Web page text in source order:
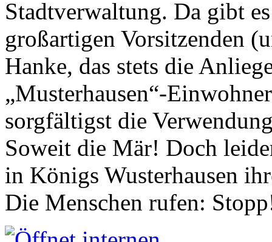
Stadtverwaltung. Da gibt
großartigen Vorsitzenden
Hanke, das stets die
„Musterhausen“-
sorgfältigst die
Soweit die Mär! Doch
in Königs Wusterhausen
Die Menschen rufen: